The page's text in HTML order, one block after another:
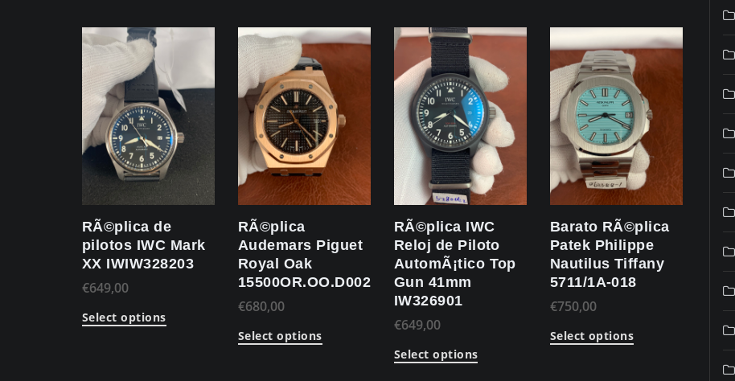
RÃ©plica de
pilotos IWC Mark
XX IWIW328203
€649,00
Select options
RÃ©plica
Audemars Piguet
Royal Oak
15500OR.OO.D002CR.01
€680,00
Select options
RÃ©plica IWC
Reloj de Piloto
AutomÃ¡tico Top
Gun 41mm
IW326901
€649,00
Select options
Barato RÃ©plica
Patek Philippe
Nautilus Tiffany
5711/1A-018
€750,00
Select options